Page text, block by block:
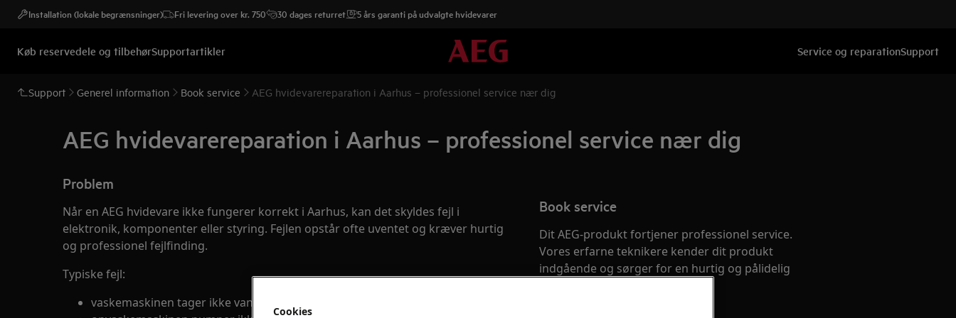
Installation (lokale begrænsninger) Fri levering over kr. 750 30 dages returret 5 års garanti på udvalgte hvidevarer
Køb reservedele og tilbehørSupportartikler Service og reparationSupport
Support Generel information Book service AEG hvidevarereparation i Aarhus – professionel service nær dig
AEG hvidevarereparation i Aarhus – professionel service nær dig
Problem
Når en AEG hvidevare ikke fungerer korrekt i Aarhus, kan det skyldes fejl i
elektronik, komponenter eller styring. Fejlen opstår ofte uventet og kræver hurtig
og professionel fejlfinding.
Typiske fejl:
vaskemaskinen tager ikke vand ind
Book service
Dit AEG-produkt fortjener professionel service.
Vores erfarne teknikere kender dit produkt
indgående og sørger for en hurtig og pålidelig
Cookies